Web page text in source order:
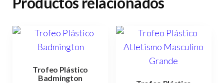
Trofeo Plástico
Badmington